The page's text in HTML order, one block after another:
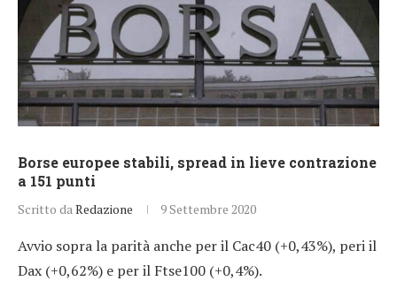
Borse europee stabili, spread in lieve contrazione
a 151 punti
Scritto da Redazione 9 Settembre 2020
Avvio sopra la parità anche per il Cac40 (+0,43%), peri il
Dax (+0,62%) e per il Ftse100 (+0,4%).